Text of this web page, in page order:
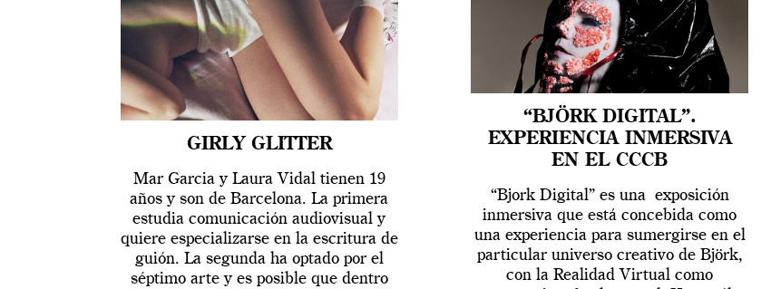
GIRLY GLITTER
Mar Garcia y Laura Vidal tienen 19
años y son de Barcelona. La primera
estudia comunicación audiovisual y
quiere especializarse en la escritura de
guión. La segunda ha optado por el
séptimo arte y es posible que dentro
“BJÖRK DIGITAL”.
EXPERIENCIA INMERSIVA
EN EL CCCB
“Bjork Digital” es una exposición
inmersiva que está concebida como
una experiencia para sumergirse en el
particular universo creativo de Björk,
con la Realidad Virtual como